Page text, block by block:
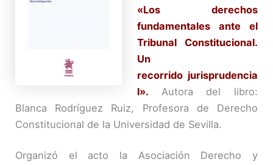
«Los derechos
fundamentales ante el
Tribunal Constitucional.
Un
recorrido jurisprudencia
l». Autora del libro:
Blanca Rodríguez Ruiz, Profesora de Derecho
Constitucional de la Universidad de Sevilla.
Organizó el acto la Asociación Derecho y